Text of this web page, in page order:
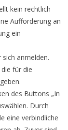
kein rechtlich
Aufforderung an
ein
anmelden.
für die
des Buttons „In
Durch
eine verbindliche